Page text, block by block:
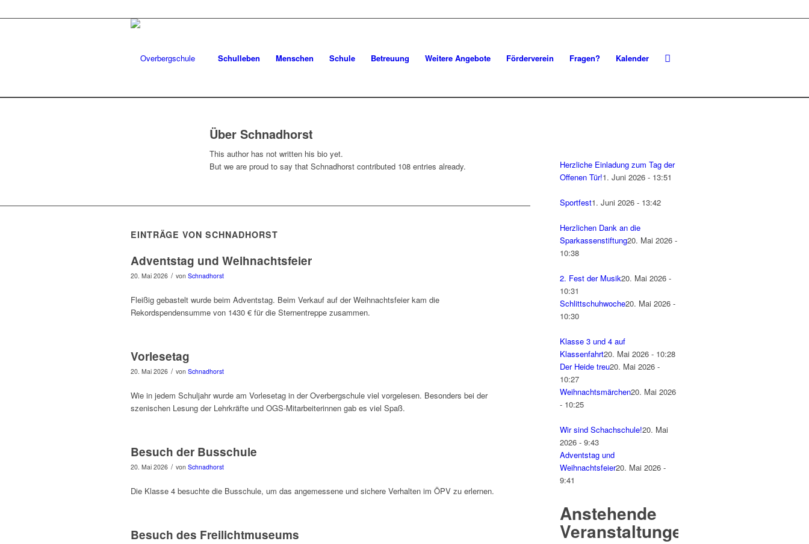
Schulleben Menschen Schule Betreuung Weitere Angebote Förderverein Fragen? Kalender
Über Schnadhorst
This author has not written his bio yet.
But we are proud to say that Schnadhorst contributed 108 entries already.
EINTRÄGE VON SCHNADHORST
Adventstag und Weihnachtsfeier
20. Mai 2026 / von Schnadhorst
Fleißig gebastelt wurde beim Adventstag. Beim Verkauf auf der Weihnachtsfeier kam die
Rekordspendensumme von 1430 € für die Sternentreppe zusammen.
Vorlesetag
20. Mai 2026 / von Schnadhorst
Wie in jedem Schuljahr wurde am Vorlesetag in der Overbergschule viel vorgelesen. Besonders bei der
szenischen Lesung der Lehrkräfte und OGS-Mitarbeiterinnen gab es viel Spaß.
Besuch der Busschule
20. Mai 2026 / von Schnadhorst
Die Klasse 4 besuchte die Busschule, um das angemessene und sichere Verhalten im ÖPV zu erlernen.
Besuch des Freilichtmuseums
Herzliche Einladung zum Tag der
Offenen Tür!1. Juni 2026 - 13:51
Sportfest1. Juni 2026 - 13:42
Herzlichen Dank an die
Sparkassenstiftung20. Mai 2026 -
10:38
2. Fest der Musik20. Mai 2026 -
10:31
Schlittschuhwoche20. Mai 2026 -
10:30
Klasse 3 und 4 auf
Klassenfahrt20. Mai 2026 - 10:28
Der Heide treu20. Mai 2026 -
10:27
Weihnachtsmärchen20. Mai 2026
- 10:25
Wir sind Schachschule!20. Mai
2026 - 9:43
Adventstag und
Weihnachtsfeier20. Mai 2026 -
9:41
Anstehende
Veranstaltungen